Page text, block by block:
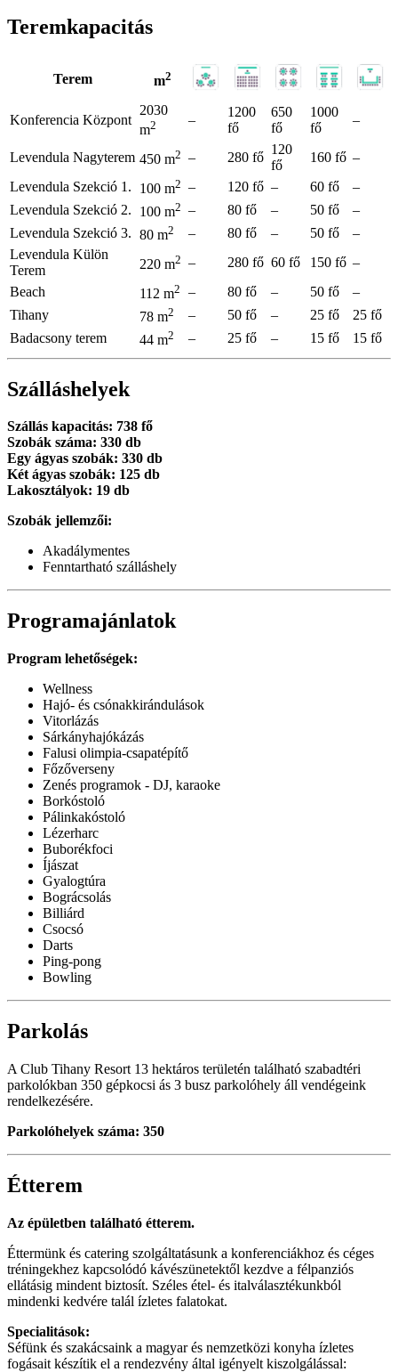
Teremkapacitás
Terem m2
Konferencia Központ
2030
m2 –
1200
fő
650
fő
1000
fő
–
Levendula Nagyterem 450 m2 – 280 fő
120
fő
160 fő –
Levendula Szekció 1.
100 m2 – 120 fő – 60 fő
–
Levendula Szekció 2.
100 m2 – 80 fő – 50 fő
–
Levendula Szekció 3. 80 m2 – 80 fő – 50 fő
–
Levendula Külön
Terem
220 m2 – 280 fő 60 fő 150 fő –
Beach
112 m2 – 80 fő – 50 fő
–
Tihany
78 m2 – 50 fő – 25 fő
25 fő
Badacsony terem
44 m2 – 25 fő – 15 fő 15 fő
Szálláshelyek
Szállás kapacitás: 738 fő
Szobák száma: 330 db
Egy ágyas szobák: 330 db
Két ágyas szobák: 125 db
Lakosztályok: 19 db
Szobák jellemzői:
Akadálymentes
Fenntartható szálláshely
Programajánlatok
Program lehetőségek:
Wellness
Hajó- és csónakkirándulások
Vitorlázás
Sárkányhajókázás
Falusi olimpia-csapatépítő
Főzőverseny
Zenés programok - DJ, karaoke
Borkóstoló
Pálinkakóstoló
Lézerharc
Buborékfoci
Íjászat
Gyalogtúra
Bográcsolás
Billiárd
Csocsó
Darts
Ping-pong
Bowling
Parkolás
A Club Tihany Resort 13 hektáros területén található szabadtéri
parkolókban 350 gépkocsi ás 3 busz parkolóhely áll vendégeink
rendelkezésére.
Parkolóhelyek száma: 350
Étterem
Az épületben található étterem.
Éttermünk és catering szolgáltatásunk a konferenciákhoz és céges
tréningekhez kapcsolódó kávészünetektől kezdve a félpanziós
ellátásig mindent biztosít. Széles étel- és italválasztékunkból
mindenki kedvére talál ízletes falatokat.
Specialitások:
Séfünk és szakácsaink a magyar és nemzetközi konyha ízletes
fogásait készítik el a rendezvény által igényelt kiszolgálással: